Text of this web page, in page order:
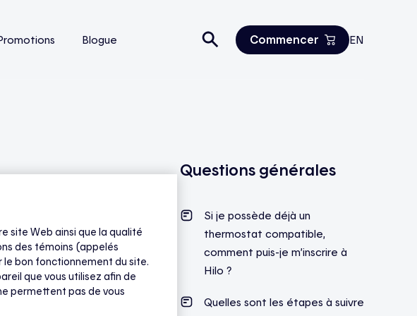
Blogue Commencer EN
Questions générales
Si je possède déjà un
thermostat compatible,
comment puis-je m’inscrire à
Hilo ?
Quelles sont les étapes à suivre
site Web ainsi que la qualité
des témoins (appelés
le bon fonctionnement du site.
que vous utilisez afin de
permettent pas de vous